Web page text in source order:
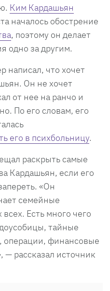
Ким Кардашьян
началось обострение
, поэтому он делает
одно за другим.
написал, что хочет
Он не хочет
от нее на ранчо и
По его словам, его
его в психбольницу.
раскрыть самые
Кардашьян, если его
«Он
семейные
Есть много чего
тайные
операции, финансовые
— рассказал источник